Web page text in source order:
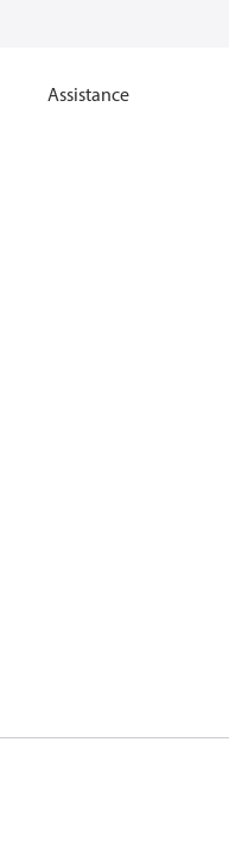
Assistance